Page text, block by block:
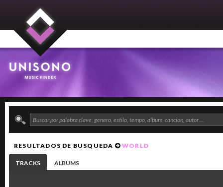
RESULTADOS DE BUSQUEDA WORLD
TRACKS ALBUMS